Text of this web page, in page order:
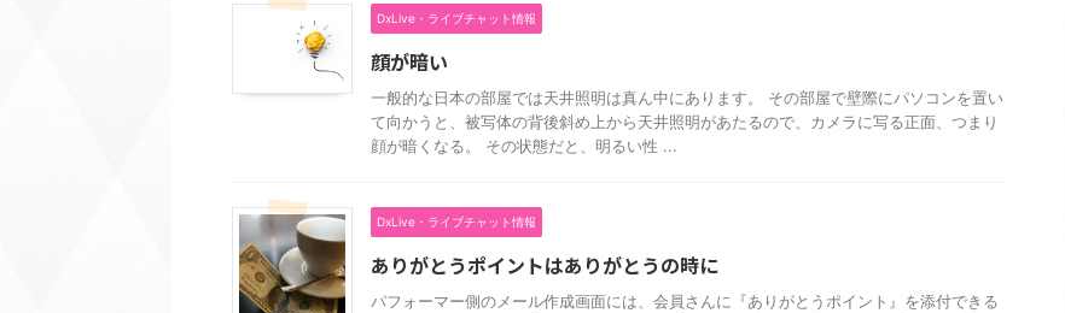
DxLive・ライブチャット情報
顔が暗い
一般的な日本の部屋では天井照明は真ん中にあります。 その部屋で壁際にパソコンを置い
て向かうと、被写体の背後斜め上から天井照明があたるので、カメラに写る正面、つまり
顔が暗くなる。 その状態だと、明るい性 ...
DxLive・ライブチャット情報
ありがとうポイントはありがとうの時に
パフォーマー側のメール作成画面には、会員さんに『ありがとうポイント』を添付できる